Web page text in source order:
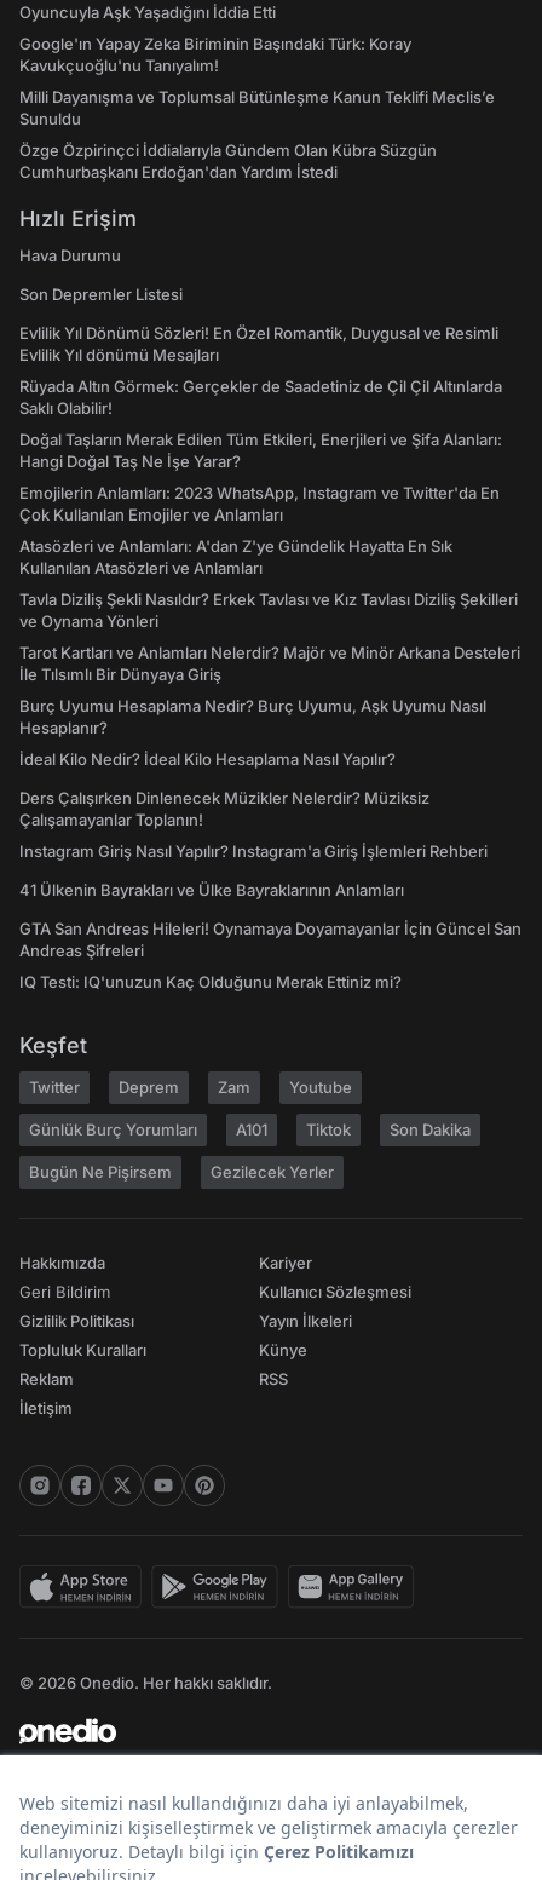
Oyuncuyla Aşk Yaşadığını İddia Etti
Google'ın Yapay Zeka Biriminin Başındaki Türk: Koray
Kavukçuoğlu'nu Tanıyalım!
Milli Dayanışma ve Toplumsal Bütünleşme Kanun Teklifi Meclis’e
Sunuldu
Özge Özpirinçci İddialarıyla Gündem Olan Kübra Süzgün
Cumhurbaşkanı Erdoğan'dan Yardım İstedi
Hızlı Erişim
Hava Durumu
Son Depremler Listesi
Evlilik Yıl Dönümü Sözleri! En Özel Romantik, Duygusal ve Resimli
Evlilik Yıl dönümü Mesajları
Rüyada Altın Görmek: Gerçekler de Saadetiniz de Çil Çil Altınlarda
Saklı Olabilir!
Doğal Taşların Merak Edilen Tüm Etkileri, Enerjileri ve Şifa Alanları:
Hangi Doğal Taş Ne İşe Yarar?
Emojilerin Anlamları: 2023 WhatsApp, Instagram ve Twitter'da En
Çok Kullanılan Emojiler ve Anlamları
Atasözleri ve Anlamları: A'dan Z'ye Gündelik Hayatta En Sık
Kullanılan Atasözleri ve Anlamları
Tavla Diziliş Şekli Nasıldır? Erkek Tavlası ve Kız Tavlası Diziliş Şekilleri
ve Oynama Yönleri
Tarot Kartları ve Anlamları Nelerdir? Majör ve Minör Arkana Desteleri
İle Tılsımlı Bir Dünyaya Giriş
Burç Uyumu Hesaplama Nedir? Burç Uyumu, Aşk Uyumu Nasıl
Hesaplanır?
İdeal Kilo Nedir? İdeal Kilo Hesaplama Nasıl Yapılır?
Ders Çalışırken Dinlenecek Müzikler Nelerdir? Müziksiz
Çalışamayanlar Toplanın!
Instagram Giriş Nasıl Yapılır? Instagram'a Giriş İşlemleri Rehberi
41 Ülkenin Bayrakları ve Ülke Bayraklarının Anlamları
GTA San Andreas Hileleri! Oynamaya Doyamayanlar İçin Güncel San
Andreas Şifreleri
IQ Testi: IQ'unuzun Kaç Olduğunu Merak Ettiniz mi?
Keşfet
Twitter Deprem Zam Youtube
Günlük Burç Yorumları A101 Tiktok Son Dakika
Bugün Ne Pişirsem Gezilecek Yerler
Hakkımızda
Geri Bildirim
Gizlilik Politikası
Topluluk Kuralları
Reklam
İletişim
Kariyer
Kullanıcı Sözleşmesi
Yayın İlkeleri
Künye
RSS
© 2026 Onedio. Her hakkı saklıdır.
Bir markasıdır.